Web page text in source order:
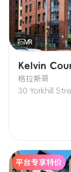
Kelvin
格拉斯哥
30 Yorkhill